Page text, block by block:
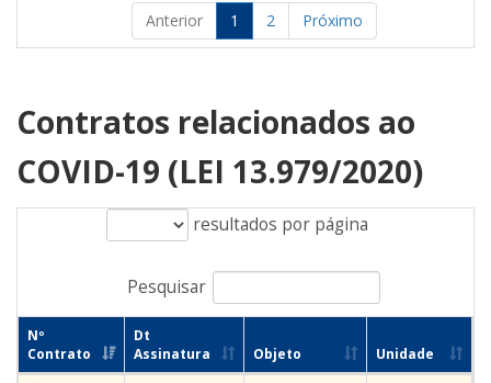
Anterior
1 2 Próximo
Contratos relacionados ao
COVID-19 (LEI 13.979/2020)
resultados por página
Pesquisar
Nº
Contrato
Dt
Assinatura
Objeto Unidade